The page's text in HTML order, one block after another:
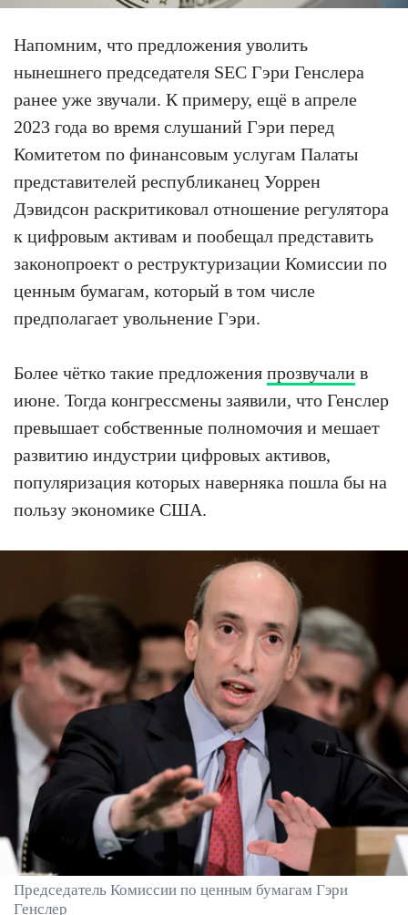
Напомним, что предложения уволить
нынешнего председателя SEC Гэри Генслера
ранее уже звучали. К примеру, ещё в апреле
2023 года во время слушаний Гэри перед
Комитетом по финансовым услугам Палаты
представителей республиканец Уоррен
Дэвидсон раскритиковал отношение регулятора
к цифровым активам и пообещал представить
законопроект о реструктуризации Комиссии по
ценным бумагам, который в том числе
предполагает увольнение Гэри.
Более чётко такие предложения прозвучали в
июне. Тогда конгрессмены заявили, что Генслер
превышает собственные полномочия и мешает
развитию индустрии цифровых активов,
популяризация которых наверняка пошла бы на
пользу экономике США.
Председатель Комиссии по ценным бумагам Гэри
Генслер